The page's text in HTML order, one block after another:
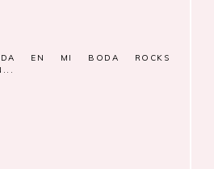
EN MI BODA ROCKS